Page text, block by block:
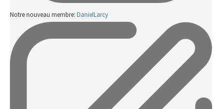
Notre nouveau membre: DanielLarcy